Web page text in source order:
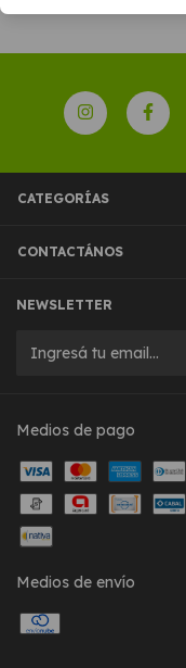
CATEGORÍAS
CONTACTÁNOS
NEWSLETTER
Medios de pago
Medios de envío